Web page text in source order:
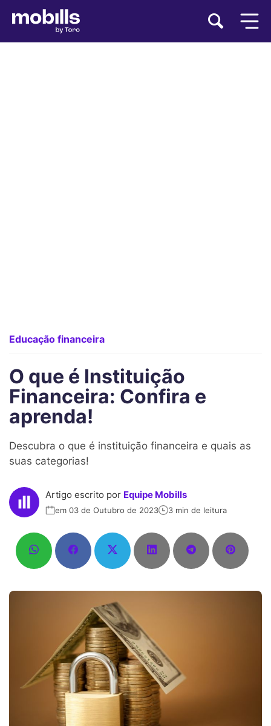
Educação financeira
O que é Instituição
Financeira: Confira e
aprenda!
Descubra o que é instituição financeira e quais as
suas categorias!
Artigo escrito por Equipe Mobills
em 03 de Outubro de 2023 3 min de leitura